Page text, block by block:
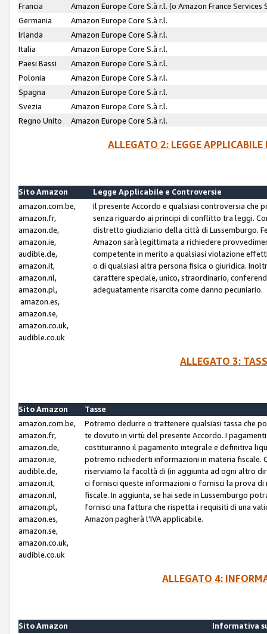
Francia
Amazon Europe Core S.à r.l. (o Amazon France
Germania
Amazon Europe Core S.à r.l.
Irlanda
Amazon Europe Core S.à r.l.
Italia
Amazon Europe Core S.à r.l.
Paesi Bassi
Amazon Europe Core S.à r.l.
Polonia
Amazon Europe Core S.à r.l.
Spagna
Amazon Europe Core S.à r.l.
Svezia
Amazon Europe Core S.à r.l.
Regno Unito
Amazon Europe Core S.à r.l.
ALLEGATO 2: LEGGE
Sito Amazon
Legge Applicabile e Controversie
amazon.com.be,
amazon.fr,
amazon.de,
amazon.ie,
audible.de,
amazon.it,
amazon.nl,
amazon.pl,
amazon.es,
amazon.se,
amazon.co.uk,
audible.co.uk
Il presente Accordo e qualsiasi controversia che
senza riguardo ai principi di conflitto tra leggi.
distretto giudiziario della città di Lussemburgo.
Amazon sarà legittimata a richiedere
competente in merito a qualsiasi violazione
o di qualsiasi altra persona fisica o giuridica.
carattere speciale, unico, straordinario,
adeguatamente risarcita come danno pecuniario.
ALLEGATO 3:
Sito Amazon
Tasse
amazon.com.be,
amazon.fr,
amazon.de,
amazon.ie,
audible.de,
amazon.it,
amazon.nl,
amazon.pl,
amazon.es,
amazon.se,
amazon.co.uk,
audible.co.uk
Potremo dedurre o trattenere qualsiasi tassa che
te dovuto in virtù del presente Accordo. I
costituiranno il pagamento integrale e definitiva
potremo richiederti informazioni in materia fiscale.
riserviamo la facoltà di (in aggiunta ad ogni altro
ci fornisci queste informazioni o fornisci la prova
fiscale. In aggiunta, se hai sede in Lussemburgo
fornisci una fattura che rispetta i requisiti di una
Amazon pagherà l'IVA applicabile.
ALLEGATO 4:
Sito Amazon
Informativa